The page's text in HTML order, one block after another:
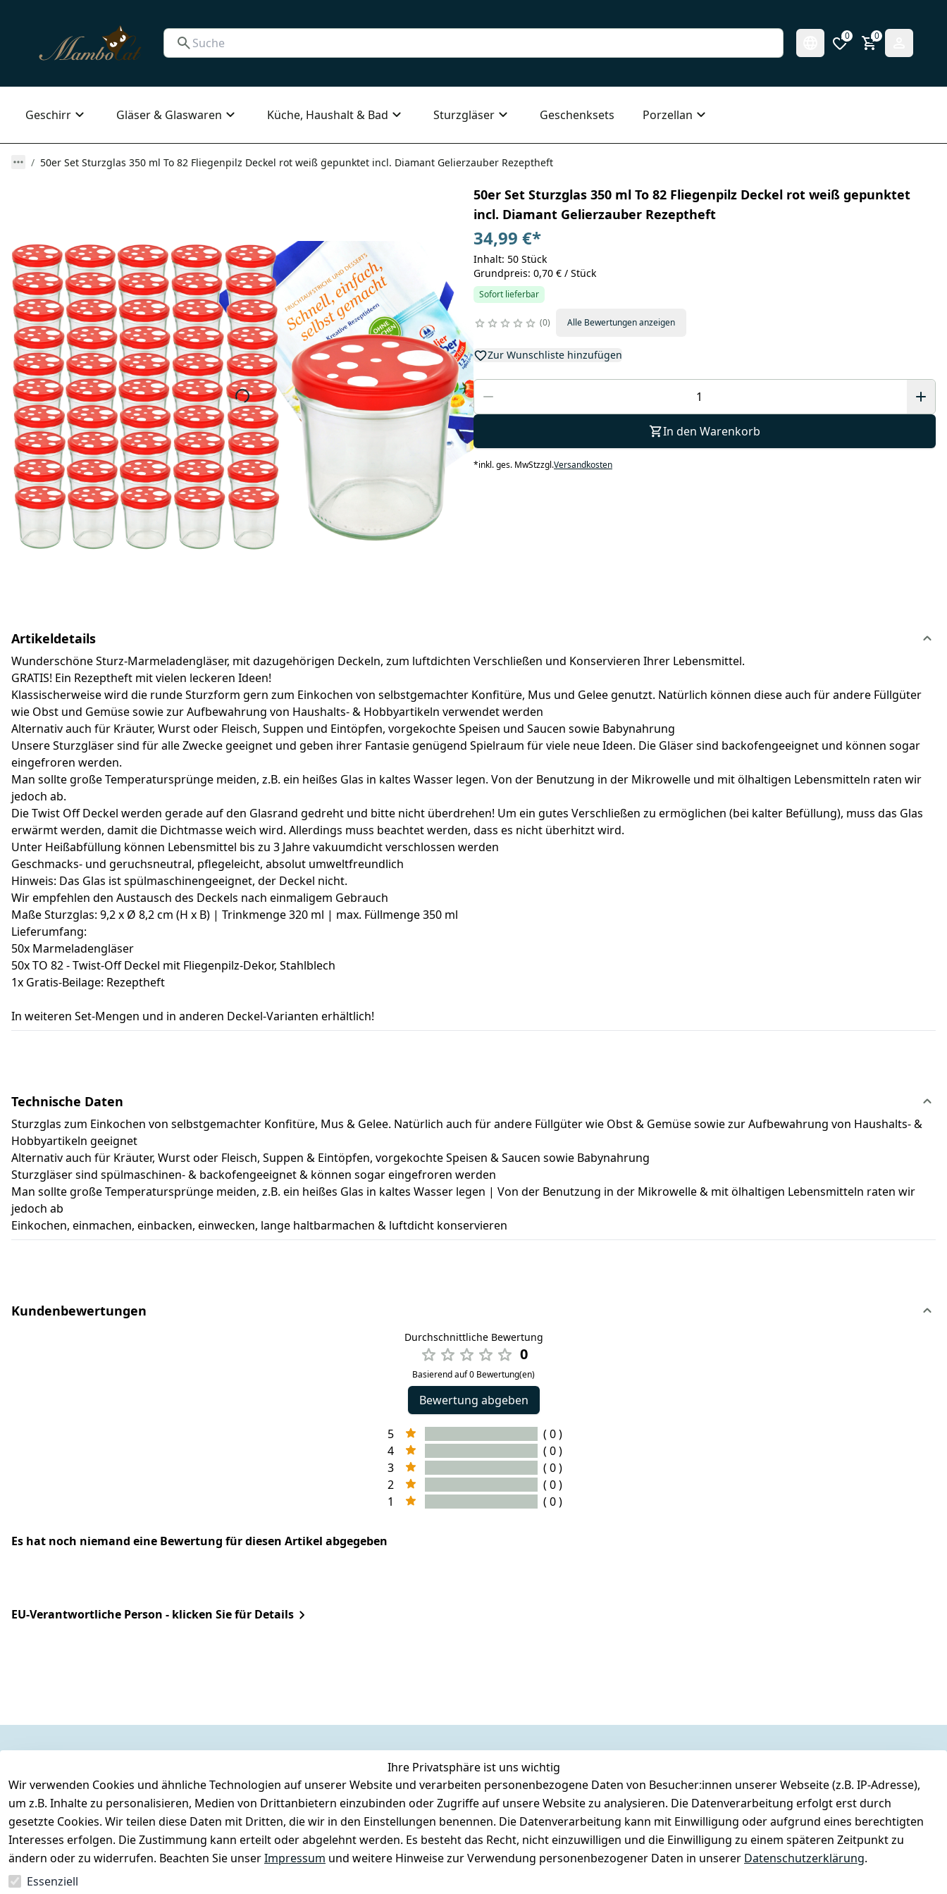
0 0
Geschirr Gläser & Glaswaren Küche, Haushalt & Bad Sturzgläser Geschenksets Porzellan
50er Set Sturzglas 350 ml To 82 Fliegenpilz Deckel rot weiß gepunktet incl. Diamant Gelierzauber Rezeptheft
50er Set Sturzglas 350 ml To 82 Fliegenpilz Deckel rot weiß gepunktet
incl. Diamant Gelierzauber Rezeptheft
34,99 €*
Inhalt: 50 Stück
Grundpreis: 0,70 € / Stück
Sofort lieferbar
0 Alle Bewertungen anzeigen
Zur Wunschliste hinzufügen
In den Warenkorb
*inkl. ges. MwStzzgl.Versandkosten
Artikeldetails
Wunderschöne Sturz-Marmeladengläser, mit dazugehörigen Deckeln, zum luftdichten Verschließen und Konservieren Ihrer Lebensmittel.
GRATIS! Ein Rezeptheft mit vielen leckeren Ideen!
Klassischerweise wird die runde Sturzform gern zum Einkochen von selbstgemachter Konfitüre, Mus und Gelee genutzt. Natürlich können diese auch für andere Füllgüter
wie Obst und Gemüse sowie zur Aufbewahrung von Haushalts- & Hobbyartikeln verwendet werden
Alternativ auch für Kräuter, Wurst oder Fleisch, Suppen und Eintöpfen, vorgekochte Speisen und Saucen sowie Babynahrung
Unsere Sturzgläser sind für alle Zwecke geeignet und geben ihrer Fantasie genügend Spielraum für viele neue Ideen. Die Gläser sind backofengeeignet und können sogar
eingefroren werden.
Man sollte große Temperatursprünge meiden, z.B. ein heißes Glas in kaltes Wasser legen. Von der Benutzung in der Mikrowelle und mit ölhaltigen Lebensmitteln raten wir
jedoch ab.
Die Twist Off Deckel werden gerade auf den Glasrand gedreht und bitte nicht überdrehen! Um ein gutes Verschließen zu ermöglichen (bei kalter Befüllung), muss das Glas
erwärmt werden, damit die Dichtmasse weich wird. Allerdings muss beachtet werden, dass es nicht überhitzt wird.
Unter Heißabfüllung können Lebensmittel bis zu 3 Jahre vakuumdicht verschlossen werden
Geschmacks- und geruchsneutral, pflegeleicht, absolut umweltfreundlich
Hinweis: Das Glas ist spülmaschinengeeignet, der Deckel nicht.
Wir empfehlen den Austausch des Deckels nach einmaligem Gebrauch
Maße Sturzglas: 9,2 x Ø 8,2 cm (H x B) | Trinkmenge 320 ml | max. Füllmenge 350 ml
Lieferumfang:
50x Marmeladengläser
50x TO 82 - Twist-Off Deckel mit Fliegenpilz-Dekor, Stahlblech
1x Gratis-Beilage: Rezeptheft
In weiteren Set-Mengen und in anderen Deckel-Varianten erhältlich!
Technische Daten
Sturzglas zum Einkochen von selbstgemachter Konfitüre, Mus & Gelee. Natürlich auch für andere Füllgüter wie Obst & Gemüse sowie zur Aufbewahrung von Haushalts- &
Hobbyartikeln geeignet
Alternativ auch für Kräuter, Wurst oder Fleisch, Suppen & Eintöpfen, vorgekochte Speisen & Saucen sowie Babynahrung
Sturzgläser sind spülmaschinen- & backofengeeignet & können sogar eingefroren werden
Man sollte große Temperatursprünge meiden, z.B. ein heißes Glas in kaltes Wasser legen | Von der Benutzung in der Mikrowelle & mit ölhaltigen Lebensmitteln raten wir
jedoch ab
Einkochen, einmachen, einbacken, einwecken, lange haltbarmachen & luftdicht konservieren
Kundenbewertungen
Durchschnittliche Bewertung
0
Basierend auf 0 Bewertung(en)
Bewertung abgeben
5
( 0 )
4
( 0 )
3
( 0 )
2
( 0 )
1
( 0 )
Es hat noch niemand eine Bewertung für diesen Artikel abgegeben
EU-Verantwortliche Person - klicken Sie für Details
Ihre Privatsphäre ist uns wichtig
Wir verwenden Cookies und ähnliche Technologien auf unserer Website und verarbeiten personenbezogene Daten von Besucher:innen unserer Webseite (z.B. IP-Adresse),
um z.B. Inhalte zu personalisieren, Medien von Drittanbietern einzubinden oder Zugriffe auf unsere Website zu analysieren. Die Datenverarbeitung erfolgt erst durch
gesetzte Cookies. Wir teilen diese Daten mit Dritten, die wir in den Einstellungen benennen. Die Datenverarbeitung kann mit Einwilligung oder aufgrund eines berechtigten
Interesses erfolgen. Die Zustimmung kann erteilt oder abgelehnt werden. Es besteht das Recht, nicht einzuwilligen und die Einwilligung zu einem späteren Zeitpunkt zu
ändern oder zu widerrufen. Beachten Sie unserImpressum und weitere Hinweise zur Verwendung personenbezogener Daten in unserer Datenschutzerklärung.
Essenziell
AGB
Impressum
Barrierefreiheitserklärung
Widerrufsrecht
Kontakt
Registrieren